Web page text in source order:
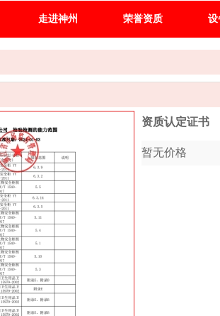
走进神州 荣誉资质 设
资质认定证书
暂无价格